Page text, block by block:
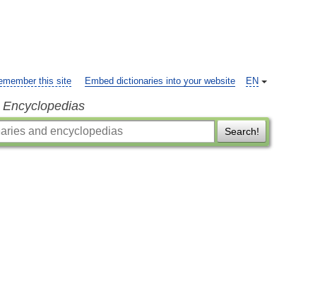
EN
this site Embed dictionaries into your website
Search!